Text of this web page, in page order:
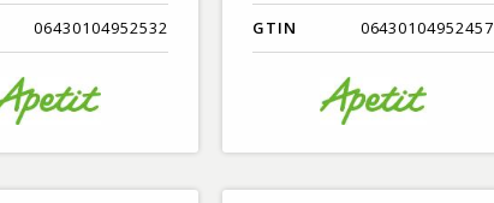
06430104952532 GTIN 06430104952457